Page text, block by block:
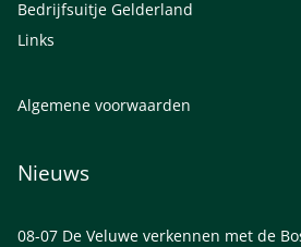
Bedrijfsuitje Gelderland
Links
Algemene voorwaarden
Nieuws
08-07 De Veluwe verkennen met de